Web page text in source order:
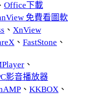
Office下載
免費看圖軟
、 XnView
、 FastStone 、
、
影音播放器
、 KKBOX 、